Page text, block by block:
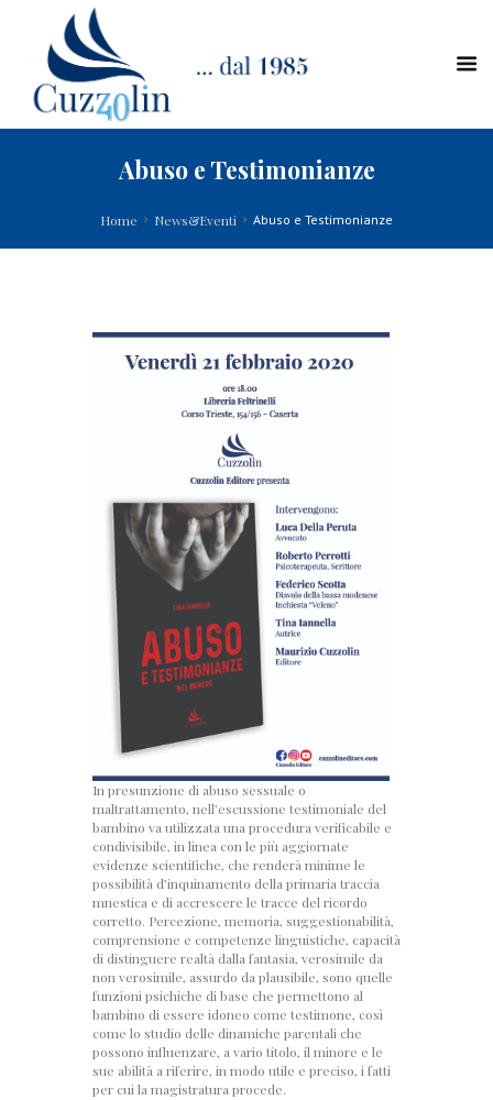
Abuso e Testimonianze
Home News&Eventi Abuso e Testimonianze
In presunzione di abuso sessuale o
maltrattamento, nell’escussione testimoniale del
bambino va utilizzata una procedura verificabile e
condivisibile, in linea con le più aggiornate
evidenze scientifiche, che renderà minime le
possibilità d’inquinamento della primaria traccia
mnestica e di accrescere le tracce del ricordo
corretto. Percezione, memoria, suggestionabilità,
comprensione e competenze linguistiche, capacità
di distinguere realtà dalla fantasia, verosimile da
non verosimile, assurdo da plausibile, sono quelle
funzioni psichiche di base che permettono al
bambino di essere idoneo come testimone, così
come lo studio delle dinamiche parentali che
possono influenzare, a vario titolo, il minore e le
sue abilità a riferire, in modo utile e preciso, i fatti
per cui la magistratura procede.